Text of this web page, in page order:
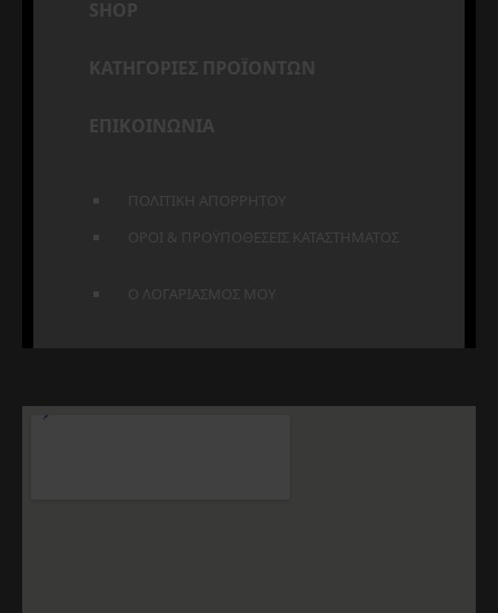
SHOP
ΚΑΤΗΓΟΡΙΕΣ ΠΡΟΪΟΝΤΩΝ
ΕΠΙΚΟΙΝΩΝΙΑ
ΠΟΛΙΤΙΚΗ ΑΠΟΡΡΗΤΟΥ
ΟΡΟΙ & ΠΡΟΫΠΟΘΕΣΕΙΣ ΚΑΤΑΣΤΗΜΑΤΟΣ
Ο ΛΟΓΑΡΙΑΣΜΟΣ ΜΟΥ